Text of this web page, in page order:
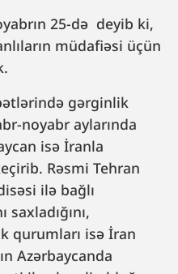
25-də deyib ki,
müdafiəsi üçün
gərginlik
noyabr aylarında
isə İranla
Rəsmi Tehran
ilə bağlı
saxladığını,
qurumları isə İran
Azərbaycanda